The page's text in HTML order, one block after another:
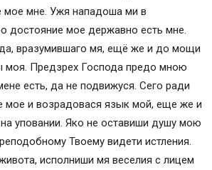
мое мне. Ужя нападоша ми в
достояние мое державно есть мне.
вразумившаго мя, ещё же и до мощи
моя. Предзрех Господа предо мною
есть, да не подвижуся. Ceгo ради
мое и возрадовася язык мой, еще же и
уповании. Яко не оставиши душу мою
Твоему видети истления.
исполниши мя веселия с лицем